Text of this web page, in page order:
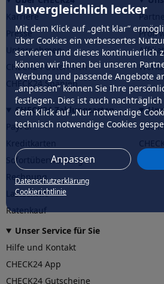
Unvergleichlich lecker
Mit dem Klick auf „geht klar”
über Cookies ein verbessertes
servieren und dieses kontinuierlich
können wir Ihnen bei unseren
Werbung und passende Angebote
„anpassen” können Sie Ihre
festlegen. Dies ist auch
dem Klick auf „Nur notwendige
technisch notwendige Cookies
Anpassen
Datenschutzerklärung
Cookierichtlinie
Karriere
Presse
Unternehmen
CHECK24 Österreich
CHECK24 Spanien
Profi
CHECK24 Zahlungsarten
PayPal
Sofortüberweisung
Rechnung
Lastschrift
Ratenkauf
Unser Service für Sie
Hilfe und Kontakt
CHECK24 App
CHECK24 Gutscheine